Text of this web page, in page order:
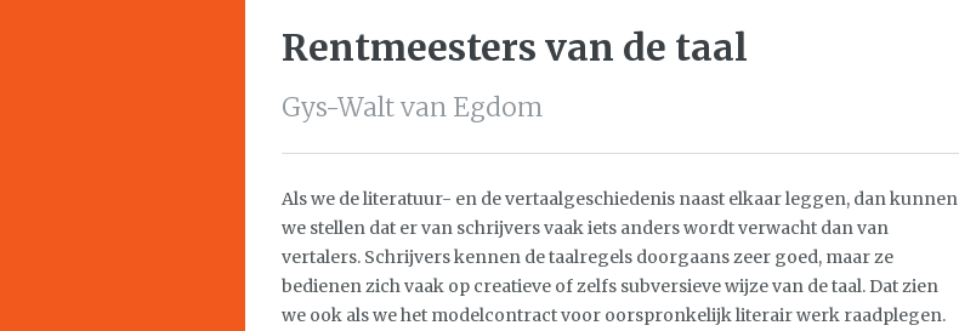
Rentmeesters van de taal
Gys-Walt van Egdom
Als we de literatuur- en de vertaalgeschiedenis naast elkaar leggen, dan kunnen
we stellen dat er van schrijvers vaak iets anders wordt verwacht dan van
vertalers. Schrijvers kennen de taalregels doorgaans zeer goed, maar ze
bedienen zich vaak op creatieve of zelfs subversieve wijze van de taal. Dat zien
we ook als we het modelcontract voor oorspronkelijk literair werk raadplegen.